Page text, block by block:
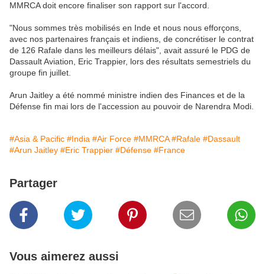
MMRCA doit encore finaliser son rapport sur l'accord.
"Nous sommes très mobilisés en Inde et nous nous efforçons,
avec nos partenaires français et indiens, de concrétiser le contrat
de 126 Rafale dans les meilleurs délais", avait assuré le PDG de
Dassault Aviation, Eric Trappier, lors des résultats semestriels du
groupe fin juillet.
Arun Jaitley a été nommé ministre indien des Finances et de la
Défense fin mai lors de l'accession au pouvoir de Narendra Modi.
#Asia & Pacific #India #Air Force #MMRCA #Rafale #Dassault
#Arun Jaitley #Eric Trappier #Défense #France
Partager
Vous aimerez aussi